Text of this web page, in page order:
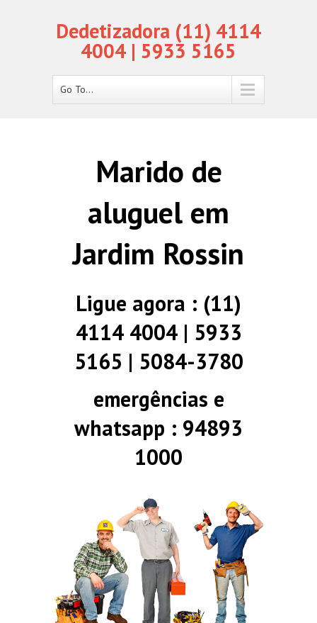
Dedetizadora (11) 4114
4004 | 5933 5165
Go To...
Marido de
aluguel em
Jardim Rossin
Ligue agora : (11)
4114 4004 | 5933
5165 | 5084-3780
emergências e
whatsapp : 94893
1000